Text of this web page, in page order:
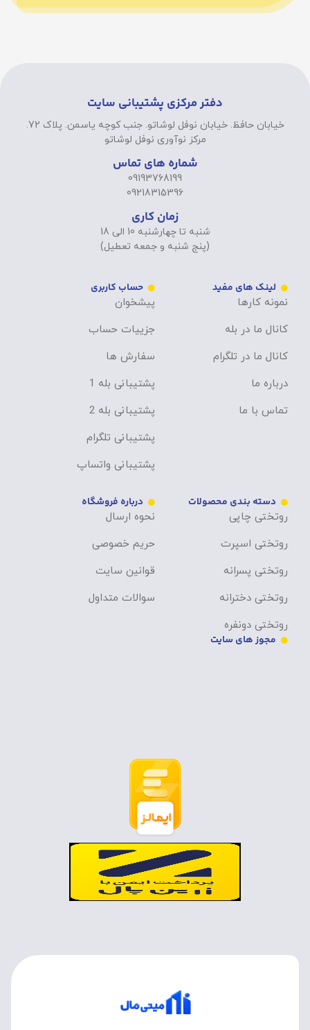
دفتر مرکزی پشتیبانی سایت
خیابان حافظ. خیابان نوفل لوشاتو. جنب کوچه یاسمن. پلاک 72.
مرکز نوآوری نوفل لوشاتو
شماره های تماس
09193768199
09218315396
زمان کاری
شنبه تا چهارشنبه 10 الی 18
(پنج شنبه و جمعه تعطیل)
لینک های مفید
نمونه کارها
کانال ما در بله
کانال ما در تلگرام
درباره ما
تماس با ما
حساب کاربری
پیشخوان
جزییات حساب
سفارش ها
پشتیبانی بله 1
پشتیبانی بله 2
پشتیبانی تلگرام
پشتیبانی واتساپ
دسته بندی محصولات
روتختی چاپی
روتختی اسپرت
روتختی پسرانه
روتختی دخترانه
روتختی دونفره
درباره فروشگاه
نحوه ارسال
حریم خصوصی
قوانین سایت
سوالات متداول
مجوز های سایت